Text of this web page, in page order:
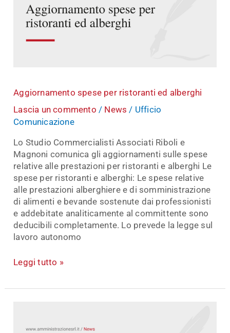
Aggiornamento spese per ristoranti ed alberghi
Lascia un commento / News / Ufficio
Comunicazione
Lo Studio Commercialisti Associati Riboli e
Magnoni comunica gli aggiornamenti sulle spese
relative alle prestazioni per ristoranti e alberghi Le
spese per ristoranti e alberghi: Le spese relative
alle prestazioni alberghiere e di somministrazione
di alimenti e bevande sostenute dai professionisti
e addebitate analiticamente al committente sono
deducibili completamente. Lo prevede la legge sul
lavoro autonomo
ristoranti
alberghi
Leggi tutto »
dello